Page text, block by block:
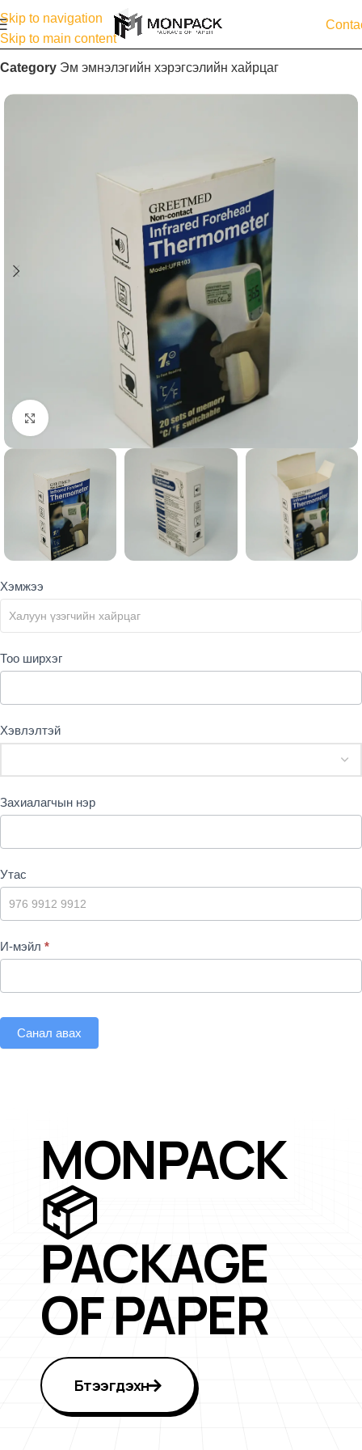
Skip to navigation
Skip to main content
Category Эм эмнэлэгийн хэрэгсэлийн хайрцаг
Click to enlarge
Products
form
Хэмжээ
Тоо ширхэг
Хэвлэлтэй
Захиалагчын нэр
Утас
И-мэйл *
Санал авах
MONPACK
📦
PACKAGE
OF PAPER
Бүтээгдэхүүн